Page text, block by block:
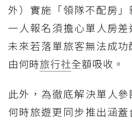
外）實施「領隊不配房
一人報名須擔心單人房差
未來若落單旅客無法成
由何時旅行社全額吸收。
此外，為徹底解決單人參
何時旅遊更同步推出涵蓋